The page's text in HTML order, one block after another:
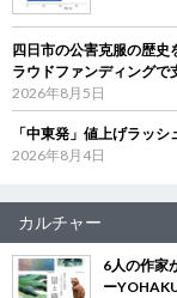
四日市の公害克服の歴
ラウドファンディングで
2026年8月5日
「中東発」値上げラッ
2026年8月4日
カルチャー
6人の作家
ー